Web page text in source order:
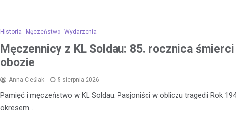
Historia Męczeństwo Wydarzenia
Męczennicy z KL Soldau: 85. rocznica
obozie
Anna Cieślak 5 sierpnia 2026
Pamięć i męczeństwo w KL Soldau: Pasjoniści w obliczu tragedii Rok
okresem…